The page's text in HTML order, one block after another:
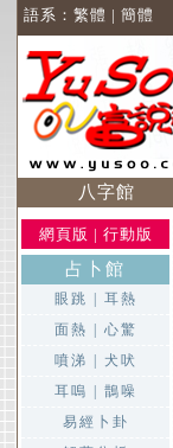
語系： 繁體 | 簡體
八字館
網頁版 | 行動版
占卜館
眼跳
耳熱
面熱
心驚
噴涕
犬吠
耳嗚
鵲噪
易經卜卦